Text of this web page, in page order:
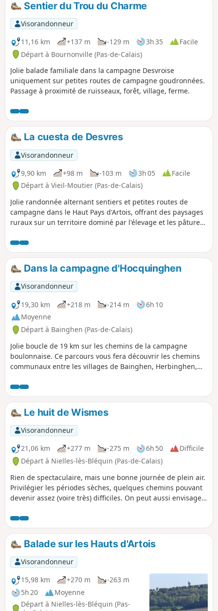
Sentier du Trou du Charme
Visorandonneur
11,16 km
+137 m -129 m 3h 35
Facile
Départ à Bournonville (Pas-de-Calais)
Jolie balade familiale dans la campagne Desvroise
uniquement sur petites routes de campagne goudronnées.
Passage à proximité de ruisseaux, forêt, village, ferme.
La cuesta de Desvres
Visorandonneur
9,90 km
+98 m -103 m 3h 05
Facile
Départ à Vieil-Moutier (Pas-de-Calais)
Jolie randonnée alternant sentiers et petites routes de
campagne dans le Haut Pays d'Artois, offrant des paysages
ruraux sur un territoire dominé par l'élevage et les pâtures.
Dans la campagne d'Hocquinghen
Visorandonneur
19,30 km
+218 m -214 m
6h 10
Moyenne
Départ à Bainghen (Pas-de-Calais)
Jolie boucle de 19 km sur les chemins de la campagne
boulonnaise. Ce parcours vous fera découvrir les chemins
communaux entre les villages de Bainghen, Herbinghen,
plusieurs chemins de randonnée du secteur. Nombreux
sont les chemins permettant de sillonner au travers des
champs cultivés ou pâtures, à la lisière des bois et à flanc
de coteaux. Quelques difficultés d'orientation, voir les avis
Le huit de Wismes
Visorandonneur
21,06 km
+277 m -275 m 6h 50
Difficile
Départ à Nielles-lès-Bléquin (Pas-de-Calais)
Rien de spectaculaire, mais une bonne journée de plein air.
Privilégier les périodes sèches, quelques chemins pouvant
devenir assez (voire très) difficiles. On peut aussi envisager
laisser le pique-nique dans la voiture et donc de soulager
un peu le dos.
Balade sur les Hauts d'Artois
Visorandonneur
15,98 km
+270 m
-263 m
5h 20
Moyenne
Départ à Nielles-lès-Bléquin (Pas-